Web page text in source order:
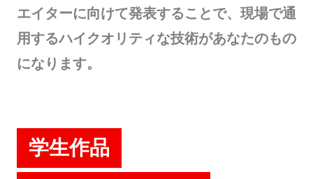
エイターに向けて発表することで、現場で通
用するハイクオリティな技術があなたのもの
になります。
学生作品